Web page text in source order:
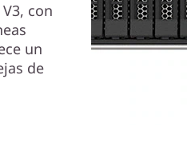
con
un
de